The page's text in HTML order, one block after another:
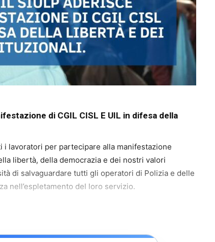
di CGIL CISL E UIL in difesa della
i lavoratori per partecipare alla manifestazione
libertà, della democrazia e dei nostri valori
di salvaguardare tutti gli operatori di Polizia e delle
nell’espletamento del loro servizio.